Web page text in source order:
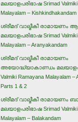
മലയാളപരിഭാഷ Srimad Valmiki
Malayalam – Kishkindhakandam
ശ്രീമദ് വാല്മീകീ
മലയാളപരിഭാഷ Srimad Valmiki
Malayalam – Aranyakandam
ശ്രീമദ് വാല്മീകീ രാമായണം
അയോദ്ധ്യാകാണ്ഡം
Valmiki Ramayana Malayalam –
Parts 1 & 2
ശ്രീമദ് വാല്മീകീ രാമായണം
മലയാളപരിഭാഷ Srimad Valmiki
Malayalam – Balakandam